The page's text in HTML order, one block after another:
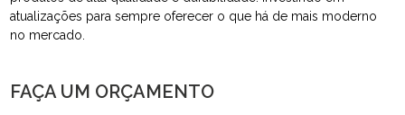
atualizações para sempre oferecer o que há de mais moderno
no mercado.
FAÇA UM ORÇAMENTO